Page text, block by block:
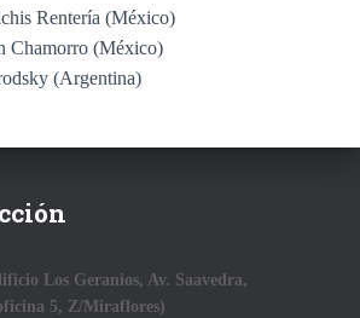
Rentería (México)
Chamorro (México)
(Argentina)
Los Geranios, Av. Saavedra,
5, Z/Miraflores)